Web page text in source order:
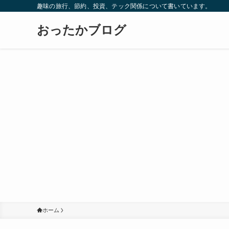
趣味の旅行、節約、投資、テック関係について書いています。
おったかブログ
ホーム